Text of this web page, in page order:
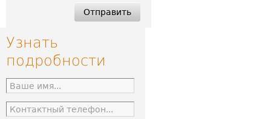
Узнать
подробности